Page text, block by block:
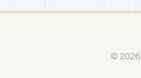
© 2026